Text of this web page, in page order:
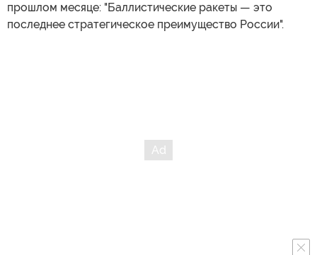
прошлом месяце: "Баллистические ракеты — это
последнее стратегическое преимущество России".